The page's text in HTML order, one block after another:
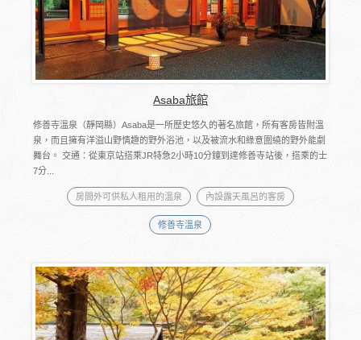
Asaba旅館
修善寺溫泉（靜岡縣）Asaba是一所歷史悠久的著名旅館，所有客房皆附溫
泉，而且擁有洋溢山野情趣的野外浴池，以及被流水和綠意圍繞的野外能劇
舞台。 交通：從東京站搭乘JR特急2小時10分鐘到達修善寺站後，搭乘的士
7分...
房間外可供私人租用的溫泉 內設露天風呂的客房
修善寺溫泉